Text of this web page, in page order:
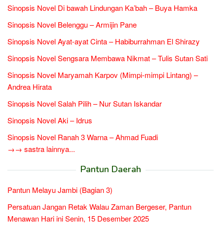
Sinopsis Novel Di bawah Lindungan Ka’bah – Buya Hamka
Sinopsis Novel Belenggu – Armijin Pane
Sinopsis Novel Ayat-ayat Cinta – Habiburrahman El Shirazy
Sinopsis Novel Sengsara Membawa Nikmat – Tulis Sutan Sati
Sinopsis Novel Maryamah Karpov (Mimpi-mimpi Lintang) –
Andrea Hirata
Sinopsis Novel Salah Pilih – Nur Sutan Iskandar
Sinopsis Novel Aki – Idrus
Sinopsis Novel Ranah 3 Warna – Ahmad Fuadi
→→ sastra lainnya...
Pantun Daerah
Pantun Melayu Jambi (Bagian 3)
Persatuan Jangan Retak Walau Zaman Bergeser, Pantun
Menawan Hari ini Senin, 15 Desember 2025